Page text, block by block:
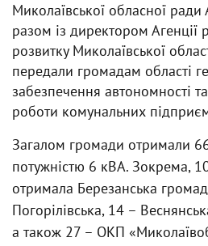
Миколаївської обласної
разом із директором Агенції
розвитку Миколаївської
передали громадам області
забезпечення автономності
роботи комунальних
Загалом громади отримали
потужністю 6 кВА. Зокрема,
отримала Березанська
Погорілівська, 14 –
а також 27 – ОКП